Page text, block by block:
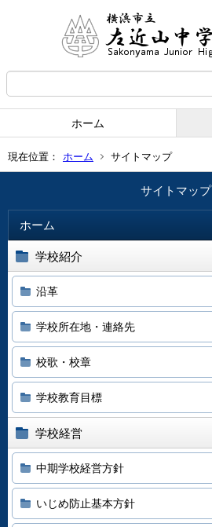
ホーム
現在位置： ホーム サイトマップ
サイトマップ
ホーム
学校紹介
沿革
学校所在地・連絡先
校歌・校章
学校教育目標
学校経営
中期学校経営方針
いじめ防止基本方針